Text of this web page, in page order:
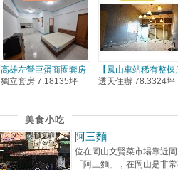
高雄左營巨蛋商圈套房
獨立套房 7.18135坪
【鳳山車站稀有整棟
透天住辦 78.3324坪
美食小吃
阿三麵
位在岡山文賢菜市場靠近
「阿三麵」，在岡山是非